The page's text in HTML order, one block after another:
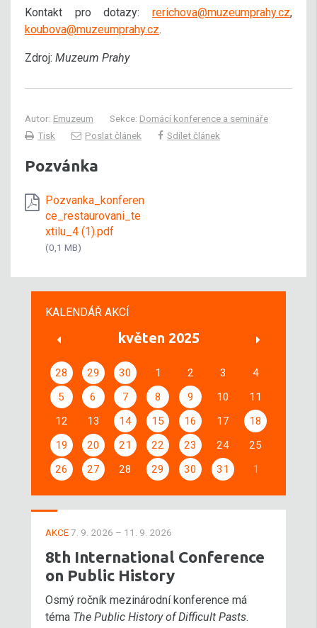
Kontakt pro dotazy: rerichova@muzeumprahy.cz,
koubova@muzeumprahy.cz.
Zdroj: Muzeum Prahy
Autor: Emuzeum Sekce: Domácí konference a semináře
Tisk
Poslat článek Sdílet článek
Pozvánka
Pozvanka_konferen
ce_restaurovani_te
xtilu_4 (1).pdf
(0,1 MB)
KALENDÁŘ AKCÍ
květen 2025
28 29 30 1 2 3
4
5
6 7 8 9 10
11
12
13 14 15 16 17
18
19
20 21 22 23 24
25
26
27 28 29 30 31 1
AKCE7. 9. 2026 – 11. 9. 2026
8th International Conference
on Public History
Osmý ročník mezinárodní konference má
téma The Public History of Difficult Pasts.